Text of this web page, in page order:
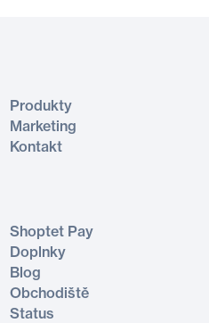
Produkty
Marketing
Kontakt
Shoptet Pay
Doplnky
Blog
Obchodiště
Status